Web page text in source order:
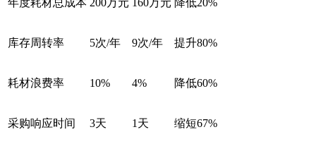
年度耗材总成本 200万元 160万元 降低20%
库存周转率 5次/年 9次/年 提升80%
耗材浪费率 10% 4% 降低60%
采购响应时间 3天 1天 缩短67%